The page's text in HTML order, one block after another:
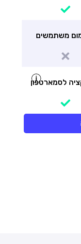
משתמשים
לסמארטפון